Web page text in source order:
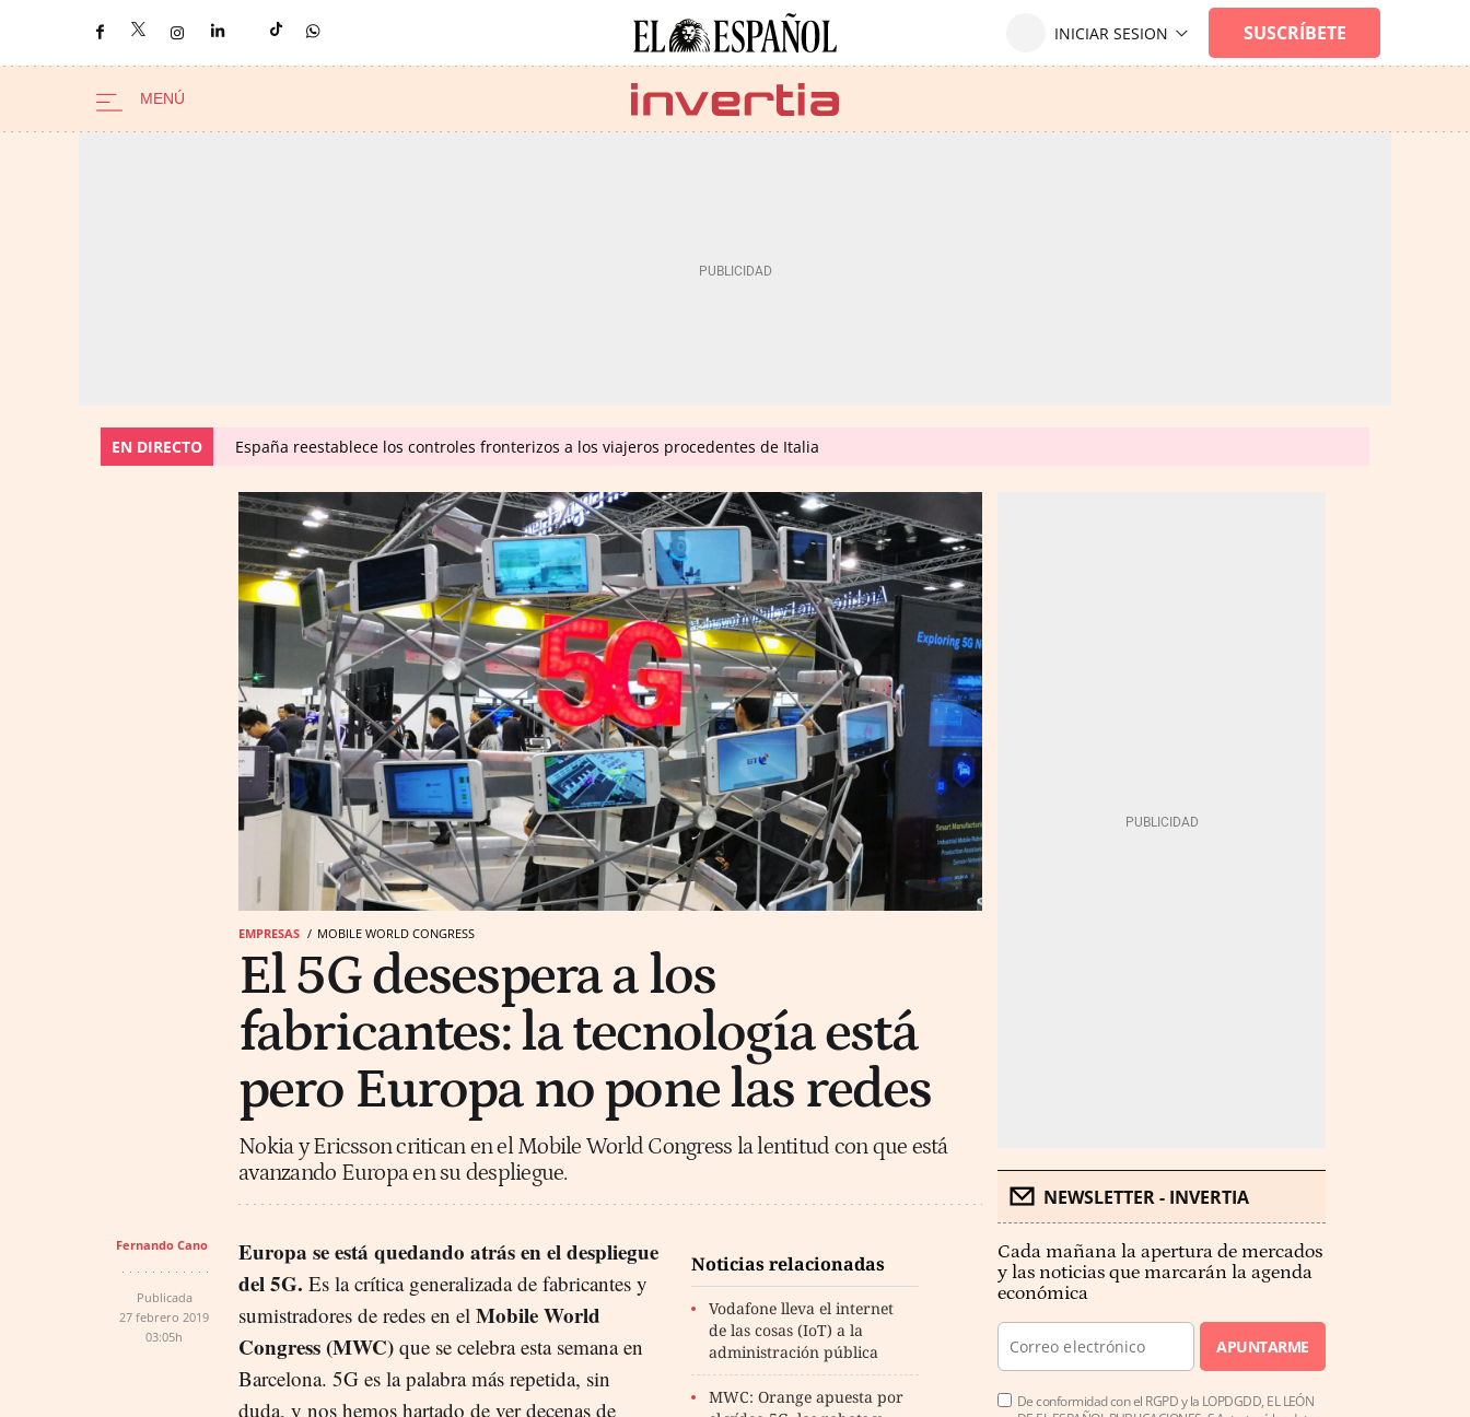
EN DIRECTO España reestablece los controles fronterizos a los viajeros procedentes de Italia
EMPRESAS MOBILE WORLD CONGRESS
El 5G desespera a los
fabricantes: la tecnología está
pero Europa no pone las redes
Nokia y Ericsson critican en el Mobile World Congress la lentitud con que está
avanzando Europa en su despliegue.
Fernando Cano
Publicada
27 febrero 2019
03:05h
Noticias relacionadas
Vodafone lleva el internet
de las cosas (IoT) a la
administración pública
MWC: Orange apuesta por
Europa se está quedando atrás en el despliegue
del 5G. Es la crítica generalizada de fabricantes y
sumistradores de redes en el Mobile World
Congress (MWC) que se celebra esta semana en
Barcelona. 5G es la palabra más repetida, sin
duda, y nos hemos hartado de ver decenas de
NEWSLETTER - INVERTIA
Cada mañana la apertura de mercados
y las noticias que marcarán la agenda
económica
APUNTARME
De conformidad con el RGPD y la LOPDGDD, EL LEÓN